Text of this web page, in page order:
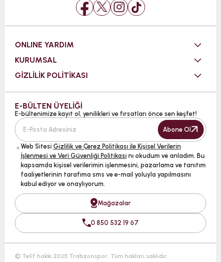
ONLINE YARDIM
KURUMSAL
GİZLİLİK POLİTİKASI
E-BÜLTEN ÜYELİĞİ
E-bültenimize kayıt ol, yenilikleri ve fırsatları önce sen keşfet!
Abone Ol
Web Sitesi Gizlilik ve Çerez Politikası ile Kişisel Verilerin
İşlenmesi ve Veri Güvenliği Politikası nı okudum ve anladım. Bu
kapsamda kişisel verilerimin işlenmesini, pazarlama ve tanıtım
faaliyetlerinin tarafıma sms ve e-mail yoluyla yapılmasını
kabul ediyor ve onaylıyorum.
Mağazalar
0 850 532 19 67
© Telif hakkı 2025 Trabzonspor. Tüm hakları saklıdır.